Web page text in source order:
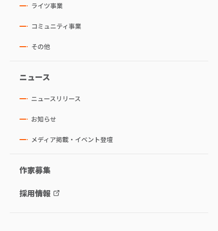
ライツ事業
コミュニティ事業
その他
ニュース
ニュースリリース
お知らせ
メディア掲載・イベント登壇
作家募集
採用情報